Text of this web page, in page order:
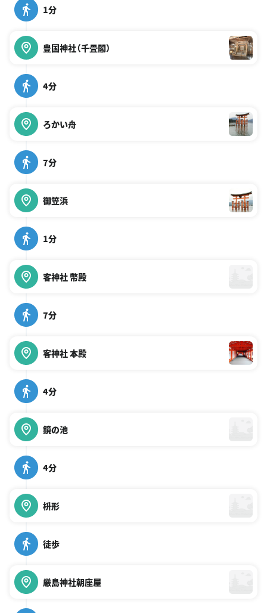
1分
豊国神社（千畳閣）
4分
ろかい舟
7分
御笠浜
1分
客神社 幣殿
7分
客神社 本殿
4分
鏡の池
4分
枡形
徒歩
厳島神社朝座屋